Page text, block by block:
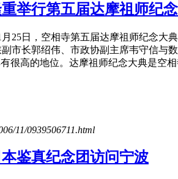
举行第五届达摩祖师纪念
日，空相寺第五届达摩祖师纪念大
市长郭绍伟、市政协副主席韦守信与
很高的地位。达摩祖师纪念大典是空
11/0939506711.html
鉴真纪念团访问宁波